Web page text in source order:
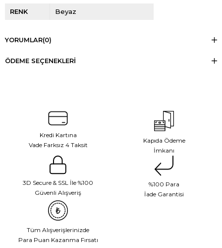
RENK Beyaz
YORUMLAR(0)
ÖDEME SEÇENEKLERI
Kredi Kartına
Vade Farksız 4 Taksit
Kapıda Ödeme
İmkanı
3D Secure & SSL İle %100
Güvenli Alışveriş
%100 Para
İade Garantisi
Tüm Alışverişlerinizde
Para Puan Kazanma Fırsatı